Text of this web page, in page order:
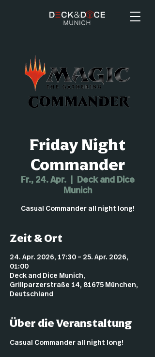
Friday Night
Commander
Fr., 24. Apr.
  |
Deck and Dice
Munich
Casual Commander all night long!
Zeit & Ort
24. Apr. 2026, 17:30 – 25. Apr. 2026,
01:00
Deck and Dice Munich,
Grillparzerstraße 14, 81675 München,
Deutschland
Über die Veranstaltung
Casual Commander all night long!